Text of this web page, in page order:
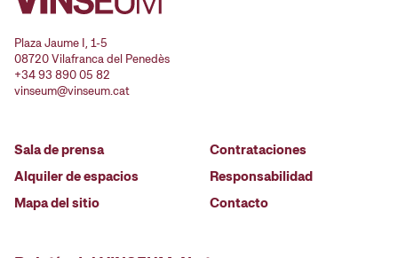
Plaza Jaume I, 1-5
08720 Vilafranca del Penedès
+34 93 890 05 82
vinseum@vinseum.cat
Sala de prensa
Alquiler de espacios
Mapa del sitio
Contrataciones
Responsabilidad
Contacto